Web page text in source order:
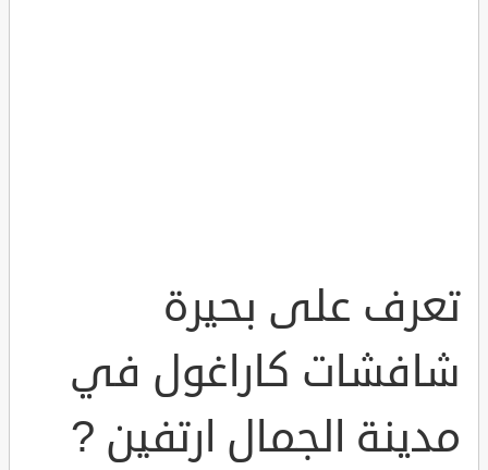
تعرف على بحيرة
شافشات كاراغول في
مدينة الجمال ارتفين ?